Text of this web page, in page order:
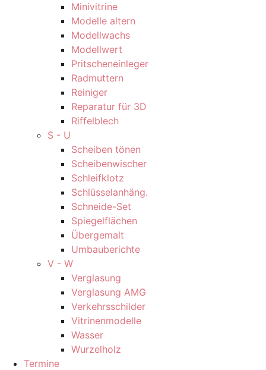
Minivitrine
Modelle altern
Modellwachs
Modellwert
Pritscheneinleger
Radmuttern
Reiniger
Reparatur für 3D
Riffelblech
S - U
Scheiben tönen
Scheibenwischer
Schleifklotz
Schlüsselanhäng.
Schneide-Set
Spiegelflächen
Übergemalt
Umbauberichte
V - W
Verglasung
Verglasung AMG
Verkehrsschilder
Vitrinenmodelle
Wasser
Wurzelholz
Termine